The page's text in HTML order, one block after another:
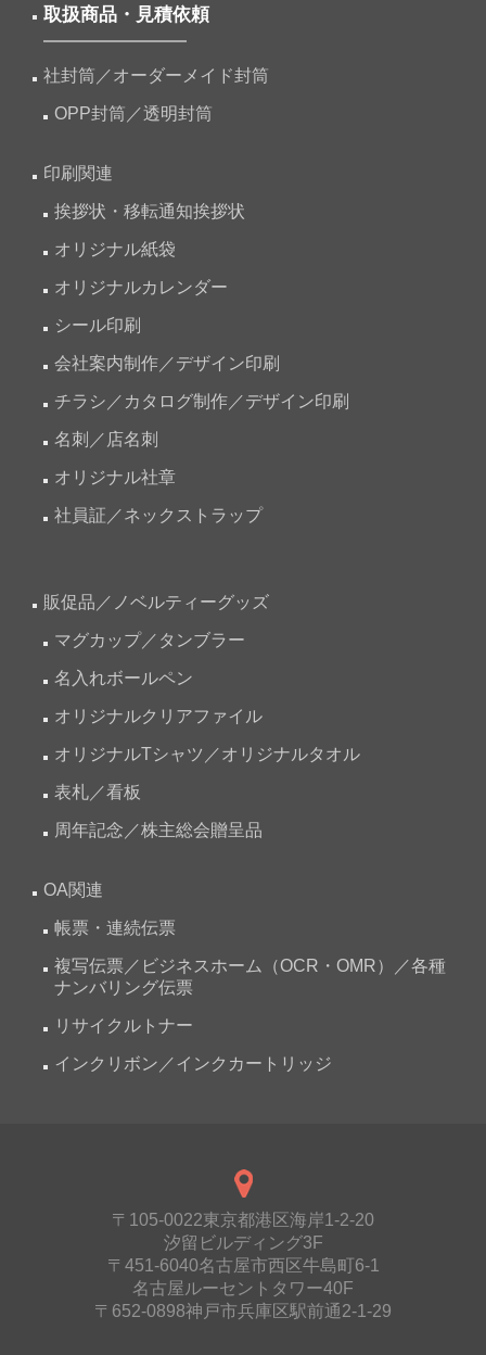
取扱商品・見積依頼
社封筒／オーダーメイド封筒
OPP封筒／透明封筒
印刷関連
挨拶状・移転通知挨拶状
オリジナル紙袋
オリジナルカレンダー
シール印刷
会社案内制作／デザイン印刷
チラシ／カタログ制作／デザイン印刷
名刺／店名刺
オリジナル社章
社員証／ネックストラップ
販促品／ノベルティーグッズ
マグカップ／タンブラー
名入れボールペン
オリジナルクリアファイル
オリジナルTシャツ／オリジナルタオル
表札／看板
周年記念／株主総会贈呈品
OA関連
帳票・連続伝票
複写伝票／ビジネスホーム（OCR・OMR）／各種
ナンバリング伝票
リサイクルトナー
インクリボン／インクカートリッジ
〒105-0022東京都港区海岸1-2-20
汐留ビルディング3F
〒451-6040名古屋市西区牛島町6-1
名古屋ルーセントタワー40F
〒652-0898神戸市兵庫区駅前通2-1-29